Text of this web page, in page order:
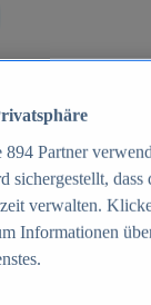
Online-Shops
894 Partner
sichergestellt,
verwalten.
Informationen